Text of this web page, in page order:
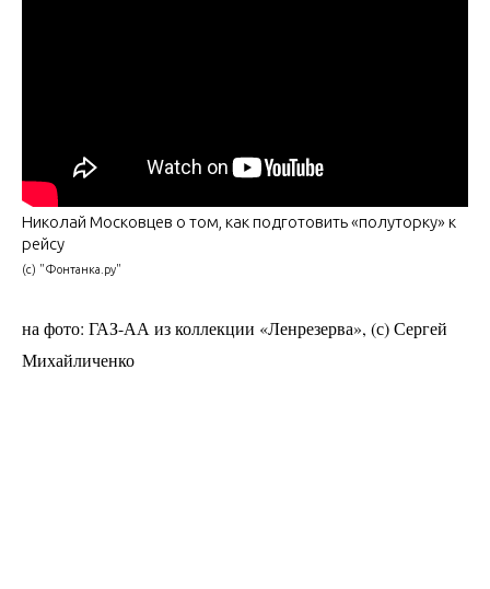
Николай Московцев о том, как подготовить «полуторку» к
рейсу
(с) "Фонтанка.ру"
на фото: ГАЗ-АА из коллекции «Ленрезерва», (с) Сергей
Михайличенко